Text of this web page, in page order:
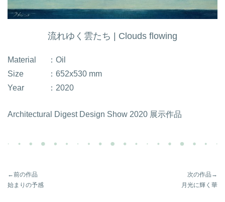
流れゆく雲たち | Clouds flowing
Material
：Oil
Size
：652x530 mm
Year
：2020
Architectural Digest Design Show 2020 展示作品
←前の作品
始まりの予感
次の作品→
月光に輝く華